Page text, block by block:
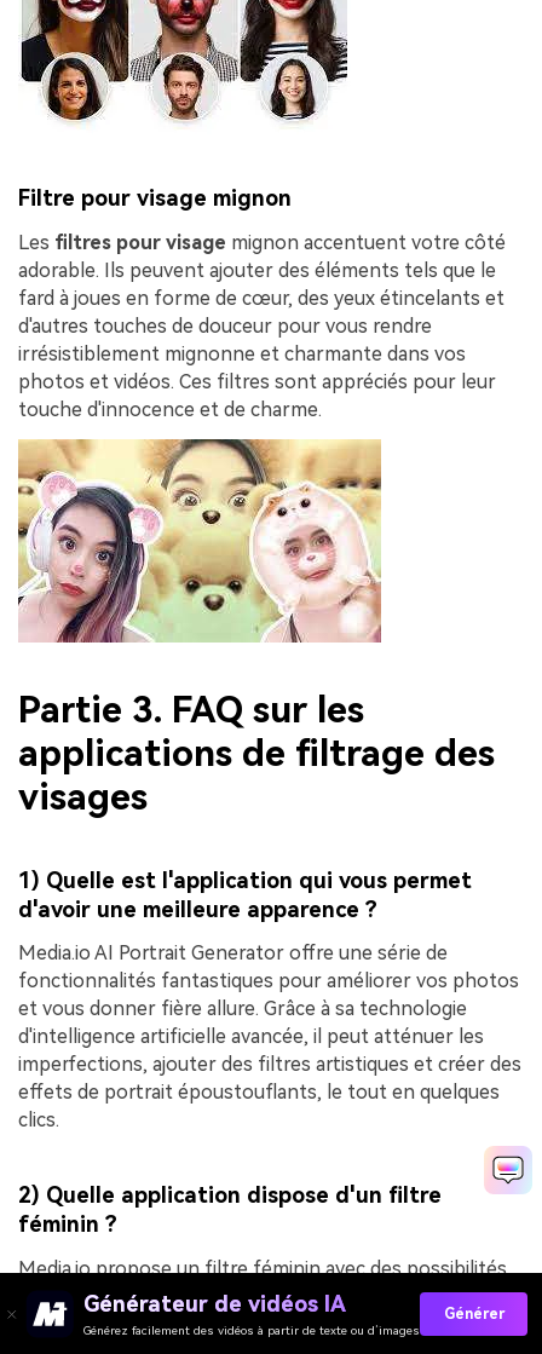
Filtre pour visage mignon
Les filtres pour visage mignon accentuent votre côté
adorable. Ils peuvent ajouter des éléments tels que le
fard à joues en forme de cœur, des yeux étincelants et
d'autres touches de douceur pour vous rendre
irrésistiblement mignonne et charmante dans vos
photos et vidéos. Ces filtres sont appréciés pour leur
touche d'innocence et de charme.
Partie 3. FAQ sur les
applications de filtrage des
visages
1) Quelle est l'application qui vous permet
d'avoir une meilleure apparence ?
Media.io AI Portrait Generator offre une série de
fonctionnalités fantastiques pour améliorer vos photos
et vous donner fière allure. Grâce à sa technologie
d'intelligence artificielle avancée, il peut atténuer les
imperfections, ajouter des filtres artistiques et créer des
effets de portrait époustouflants, le tout en quelques
clics.
2) Quelle application dispose d'un filtre
féminin ?
Media.io propose un filtre féminin avec des possibilités
échange de photos de visage. Il vous permet de
transformer les traits de votre visage pour paraître plus
Générateur de vidéos IA
Générez facilement des vidéos à partir de texte ou d’images
Générer